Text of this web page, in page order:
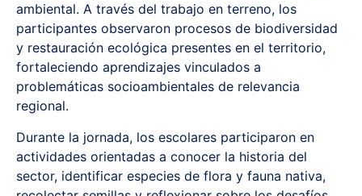
ambiental. A través del trabajo en terreno, los
participantes observaron procesos de biodiversidad
y restauración ecológica presentes en el territorio,
fortaleciendo aprendizajes vinculados a
problemáticas socioambientales de relevancia
regional.
Durante la jornada, los escolares participaron en
actividades orientadas a conocer la historia del
sector, identificar especies de flora y fauna nativa,